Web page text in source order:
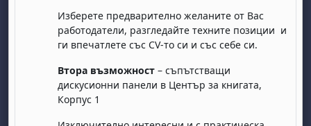
Изберете предварително желаните от Вас
работодатели, разгледайте техните позиции и
ги впечатлете със CV-то си и със себе си.
Втора възможност – съпътстващи
дискусионни панели в Център за книгата,
Корпус 1
22 август
неделя, 23 август
29 август
неделя, 30 август